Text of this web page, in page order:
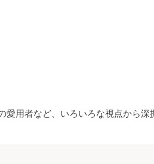
用者など、いろいろな視点から深